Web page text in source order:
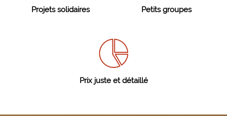
Projets solidaires Petits groupes
Prix juste et détaillé